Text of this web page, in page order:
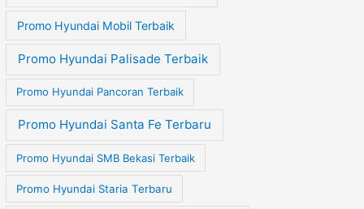
Promo Hyundai Mobil Terbaik
Promo Hyundai Palisade Terbaik
Promo Hyundai Pancoran Terbaik
Promo Hyundai Santa Fe Terbaru
Promo Hyundai SMB Bekasi Terbaik
Promo Hyundai Staria Terbaru